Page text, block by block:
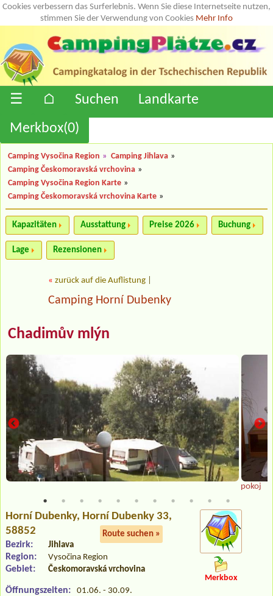
Cookies verbessern das Surferlebnis. Wenn Sie diese Internetseite nutzen,
stimmen Sie der Verwendung von Cookies Mehr Info
☰ ⌂ Suchen
Landkarte
Merkbox(0)
Camping Vysočina Region » Camping Jihlava »
Camping Českomoravská vrchovina »
Camping Vysočina Region Karte »
Camping Českomoravská vrchovina Karte »
Kapazitäten Ausstattung Preise 2026 Buchung
Lage Rezensionen
« zurück auf die Auflistung
Camping Horní Dubenky
Chadimův mlýn
pokoj
Horní Dubenky, Horní Dubenky 33,
58852
Route suchen »
Bezirk: Jihlava
Region: Vysočina Region
Gebiet: Českomoravská vrchovina
Öffnungszeiten: 01.06. - 30.09.
Merkbox